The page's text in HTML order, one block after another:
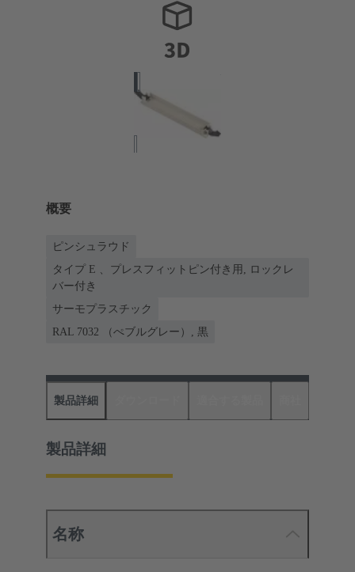
概要
ピンシュラウド
タイプ E 、プレスフィットピン付き用, ロックレ
バー付き
サーモプラスチック
RAL 7032 （ぺブルグレー）, 黒
製品詳細
製品詳細
名称